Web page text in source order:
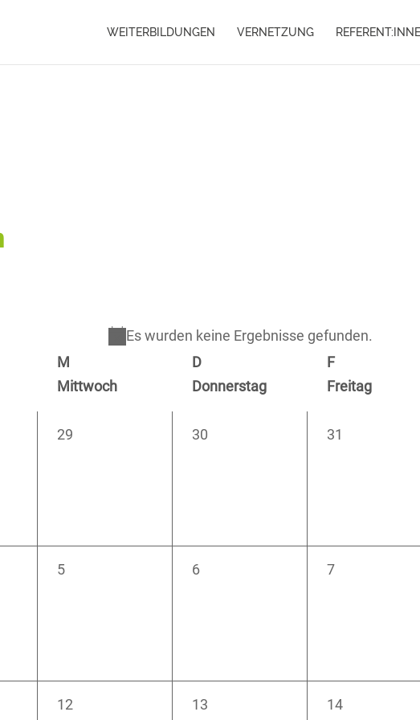
WEITERBILDUNGEN VERNETZUNG
Hinweis
Es wurden keine Ergebnisse gefunden.
M
Mittwoch
D
Donnerstag
F
Freitag
0
29
0
30
0
31
0
5
0
6
0
7
0
12
0
13
0
14